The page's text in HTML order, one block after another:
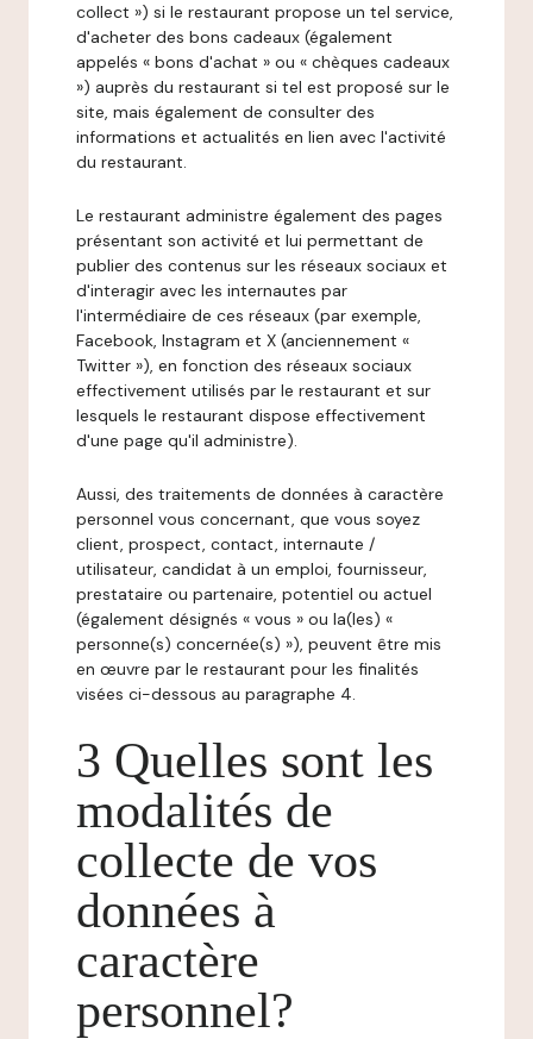
collect ») si le restaurant propose un tel service,
d'acheter des bons cadeaux (également
appelés « bons d'achat » ou « chèques cadeaux
») auprès du restaurant si tel est proposé sur le
site, mais également de consulter des
informations et actualités en lien avec l'activité
du restaurant.
Le restaurant administre également des pages
présentant son activité et lui permettant de
publier des contenus sur les réseaux sociaux et
d'interagir avec les internautes par
l'intermédiaire de ces réseaux (par exemple,
Facebook, Instagram et X (anciennement «
Twitter »), en fonction des réseaux sociaux
effectivement utilisés par le restaurant et sur
lesquels le restaurant dispose effectivement
d'une page qu'il administre).
Aussi, des traitements de données à caractère
personnel vous concernant, que vous soyez
client, prospect, contact, internaute /
utilisateur, candidat à un emploi, fournisseur,
prestataire ou partenaire, potentiel ou actuel
(également désignés « vous » ou la(les) «
personne(s) concernée(s) »), peuvent être mis
en œuvre par le restaurant pour les finalités
visées ci-dessous au paragraphe 4.
3 Quelles sont les
modalités de
collecte de vos
données à
caractère
personnel?